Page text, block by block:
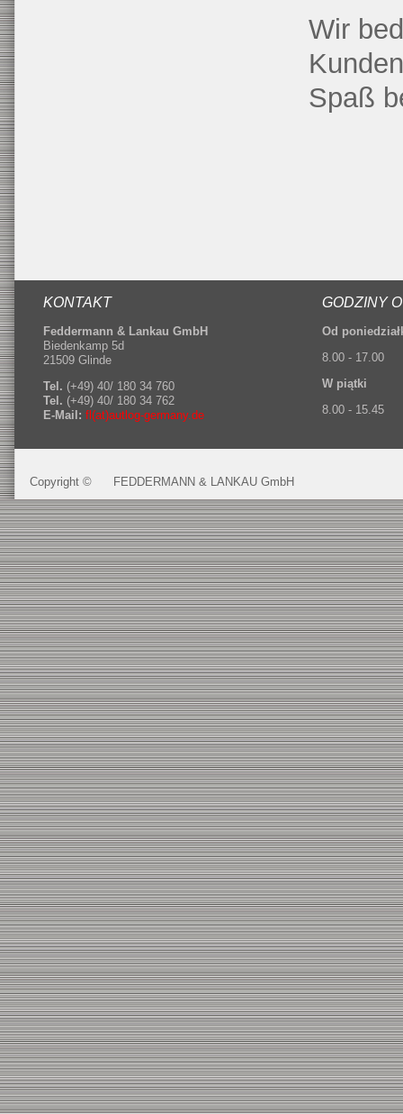
Wir
Spaß
KONTAKT
Feddermann & Lankau GmbH
Biedenkamp 5d
21509 Glinde
Tel. (+49) 40/ 180 34 760
Tel. (+49) 40/ 180 34 762
E-Mail: fl(at)autlog-germany.de
GODZINY
Od
8.00 - 17.00
W piątki
8.00 - 15.45
Copyright © FEDDERMANN & LANKAU GmbH